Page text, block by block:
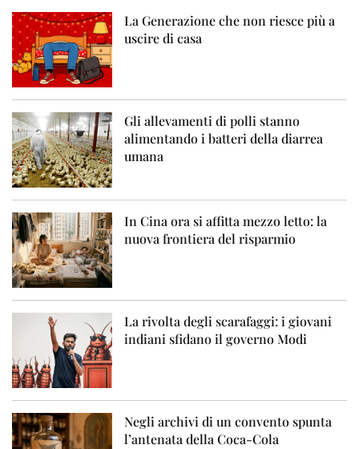
La Generazione che non riesce più a
uscire di casa
Gli allevamenti di polli stanno
alimentando i batteri della diarrea
umana
In Cina ora si affitta mezzo letto: la
nuova frontiera del risparmio
La rivolta degli scarafaggi: i giovani
indiani sfidano il governo Modi
Negli archivi di un convento spunta
l’antenata della Coca-Cola